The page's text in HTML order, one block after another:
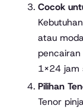
Cocok
atau
1×24 jam
Pilihan
Tenor